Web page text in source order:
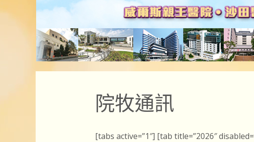
院牧通訊
[tabs active=”1″] [tab title=”2026″